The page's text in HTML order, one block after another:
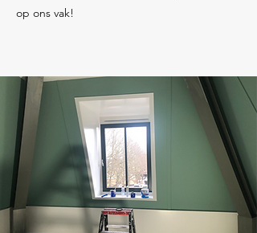
op ons vak!